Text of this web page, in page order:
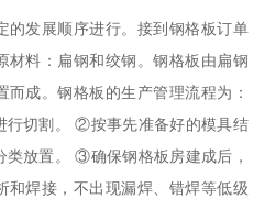
的发展顺序进行。接到钢格板订单
材料：扁钢和绞钢。钢格板由扁钢
成。钢格板的生产管理流程为：
切割。 ②按事先准备好的模具结
放置。 ③确保钢格板房建成后，
和焊接，不出现漏焊、错焊等低级